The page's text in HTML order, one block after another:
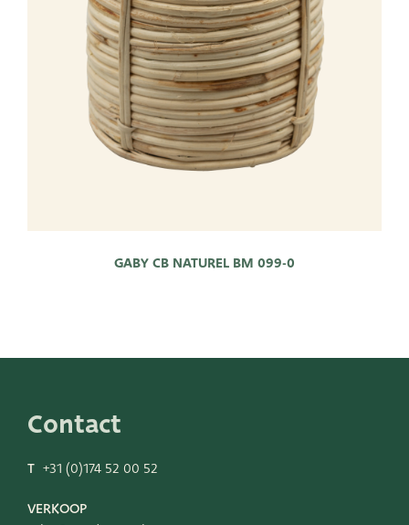
ADRES
Leemolen 70
2678 MH De Lier
T+31 (0)174 52 00 52
Esales@vandersar.nl
GABY CB NATUREL BM 099-0
Contact
T +31 (0)174 52 00 52
VERKOOP